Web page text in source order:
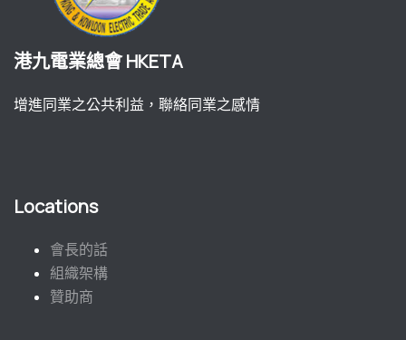
港九電業總會 HKETA
增進同業之公共利益，聯絡同業之感情
Locations
會長的話
組織架構
贊助商